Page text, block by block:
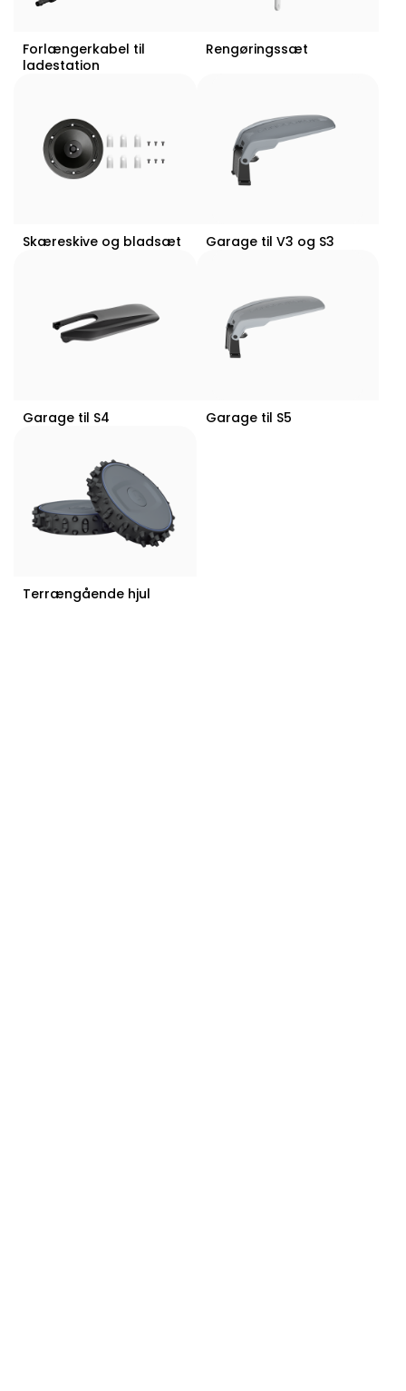
Forlængerkabel til
ladestation
Rengøringssæt
Skæreskive og bladsæt Garage til V3 og S3
Garage til S4 Garage til S5
Terrængående hjul